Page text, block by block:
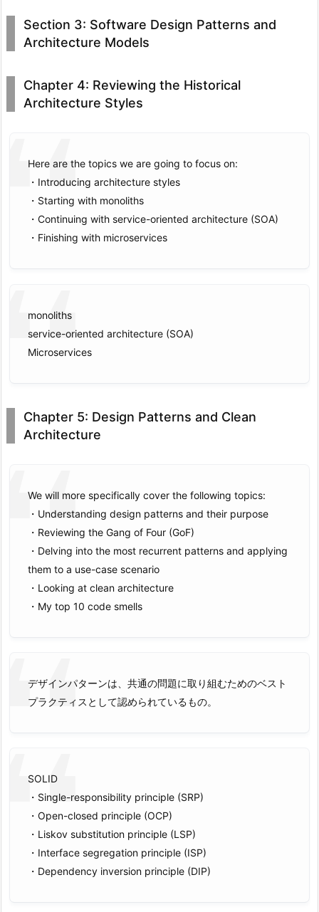
Section 3: Software Design Patterns and
Architecture Models
Chapter 4: Reviewing the Historical
Architecture Styles
Here are the topics we are going to focus on:
・Introducing architecture styles
・Starting with monoliths
・Continuing with service-oriented architecture (SOA)
・Finishing with microservices
monoliths
service-oriented architecture (SOA)
Microservices
Chapter 5: Design Patterns and Clean
Architecture
We will more specifically cover the following topics:
・Understanding design patterns and their purpose
・Reviewing the Gang of Four (GoF)
・Delving into the most recurrent patterns and applying
them to a use-case scenario
・Looking at clean architecture
・My top 10 code smells
デザインパターンは、共通の問題に取り組むためのベスト
プラクティスとして認められているもの。
SOLID
・Single-responsibility principle (SRP)
・Open-closed principle (OCP)
・Liskov substitution principle (LSP)
・Interface segregation principle (ISP)
・Dependency inversion principle (DIP)